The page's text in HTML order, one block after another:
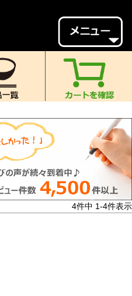
MYクーポン
お気に入り
閲覧履歴
4件中 1-4件表示